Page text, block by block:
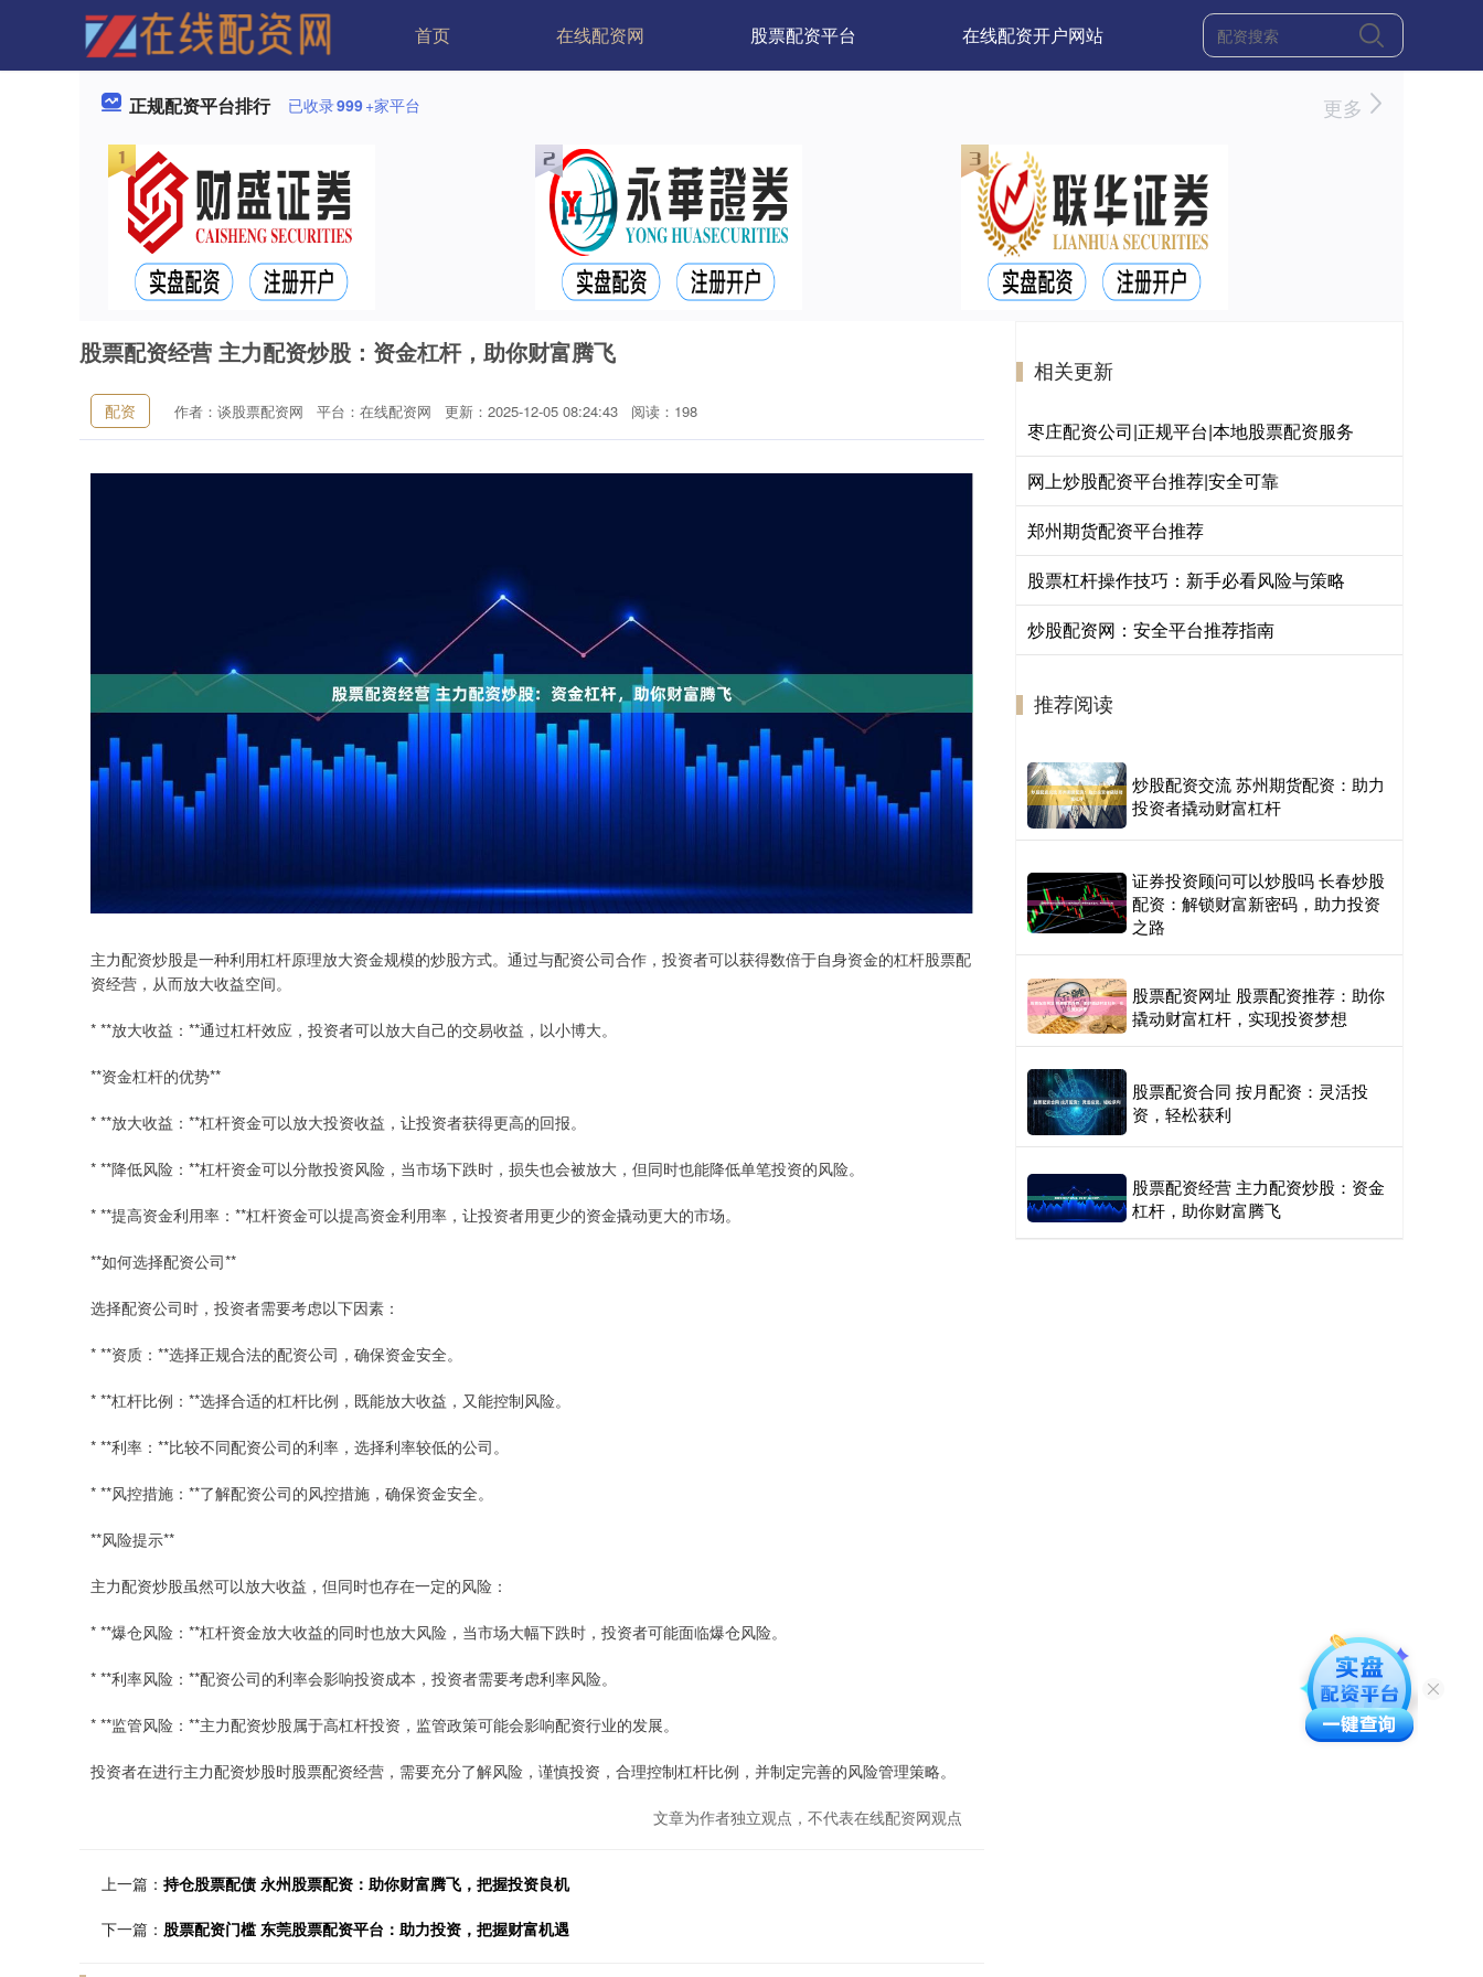
首页 在线配资网 股票配资平台 在线配资开户网站
正规配资平台排行 已收录999+家平台 更多
股票配资经营 主力配资炒股：资金杠杆，助你财富腾飞
配资 作者：谈股票配资网 平台：在线配资网 更新：2025-12-05 08:24:43 阅读：198
主力配资炒股是一种利用杠杆原理放大资金规模的炒股方式。通过与配资公司合作，投资者可以获得数倍于自身资金的杠杆股票配
资经营，从而放大收益空间。
* **放大收益：**通过杠杆效应，投资者可以放大自己的交易收益，以小博大。
**资金杠杆的优势**
* **放大收益：**杠杆资金可以放大投资收益，让投资者获得更高的回报。
* **降低风险：**杠杆资金可以分散投资风险，当市场下跌时，损失也会被放大，但同时也能降低单笔投资的风险。
* **提高资金利用率：**杠杆资金可以提高资金利用率，让投资者用更少的资金撬动更大的市场。
**如何选择配资公司**
选择配资公司时，投资者需要考虑以下因素：
* **资质：**选择正规合法的配资公司，确保资金安全。
* **杠杆比例：**选择合适的杠杆比例，既能放大收益，又能控制风险。
* **利率：**比较不同配资公司的利率，选择利率较低的公司。
* **风控措施：**了解配资公司的风控措施，确保资金安全。
**风险提示**
主力配资炒股虽然可以放大收益，但同时也存在一定的风险：
* **爆仓风险：**杠杆资金放大收益的同时也放大风险，当市场大幅下跌时，投资者可能面临爆仓风险。
* **利率风险：**配资公司的利率会影响投资成本，投资者需要考虑利率风险。
* **监管风险：**主力配资炒股属于高杠杆投资，监管政策可能会影响配资行业的发展。
投资者在进行主力配资炒股时股票配资经营，需要充分了解风险，谨慎投资，合理控制杠杆比例，并制定完善的风险管理策略。
文章为作者独立观点，不代表在线配资网观点
上一篇： 持仓股票配债 永州股票配资：助你财富腾飞，把握投资良机
下一篇： 股票配资门槛 东莞股票配资平台：助力投资，把握财富机遇
相关更新
枣庄配资公司|正规平台|本地股票配资服务
网上炒股配资平台推荐|安全可靠
郑州期货配资平台推荐
股票杠杆操作技巧：新手必看风险与策略
炒股配资网：安全平台推荐指南
推荐阅读
炒股配资交流 苏州期货配资：助力
投资者撬动财富杠杆
证券投资顾问可以炒股吗 长春炒股
配资：解锁财富新密码，助力投资
之路
股票配资网址 股票配资推荐：助你
撬动财富杠杆，实现投资梦想
股票配资合同 按月配资：灵活投
资，轻松获利
股票配资经营 主力配资炒股：资金
杠杆，助你财富腾飞